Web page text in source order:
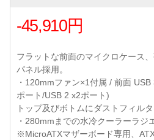
-45,910円
フラットな前面のマイクロケース
パネル採用。
・120mmファン×1付属 / 前面
ポート/USB 2 x2ポート)
トップ及びボトムにダストフィル
・280mmまでの水冷クーラーラジ
※MicroATXマザーボード専用、